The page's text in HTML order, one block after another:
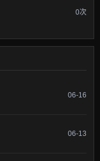
0次
06-16
06-13